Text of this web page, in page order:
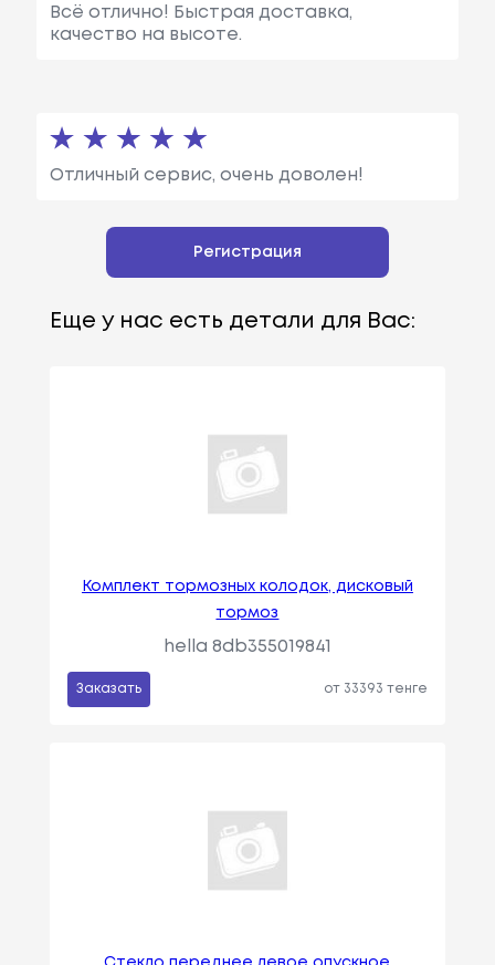
Всё отлично! Быстрая доставка,
качество на высоте.
Отличный сервис, очень доволен!
Регистрация
Еще у нас есть детали для Вас:
Комплект тормозных колодок, дисковый
тормоз
hella 8db355019841
Заказать от 33393 тенге